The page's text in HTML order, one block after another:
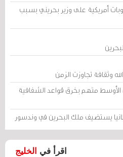
أمريكية على وزير بحريني بسبب
وثقافة تجاوزت الزمن
متهم بخرق قواعد الشفافية
يستضيف ملك البحرين في وندسور
اقرأ في الخليج